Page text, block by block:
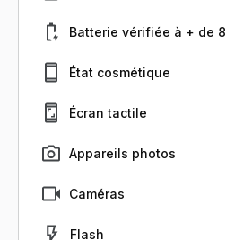
Batterie vérifiée à + de
État cosmétique
Écran tactile
Appareils photos
Caméras
Flash